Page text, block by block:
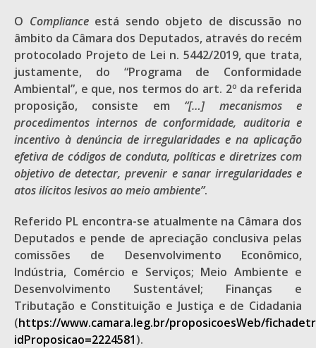
O Complianceestá sendo objeto de discussão no
âmbito da Câmara dos Deputados, através do recém
protocolado Projeto de Lei n. 5442/2019, que trata,
justamente, do “Programa de Conformidade
Ambiental”, e que, nos termos do art. 2º da referida
proposição, consiste em “[…]mecanismos e
procedimentos internos de conformidade, auditoria e
incentivo à denúncia de irregularidades e na aplicação
efetiva de códigos de conduta, políticas e diretrizes com
objetivo de detectar, prevenir e sanar irregularidades e
atos ilícitos lesivos ao meio ambiente”.
Referido PL encontra-se atualmente na Câmara dos
Deputados e pende de apreciação conclusiva pelas
comissões de Desenvolvimento Econômico,
Indústria, Comércio e Serviços; Meio Ambiente e
Desenvolvimento Sustentável; Finanças e
Tributação e Constituição e Justiça e de Cidadania
(https://www.camara.leg.br/proposicoesWeb/
idProposicao=2224581).